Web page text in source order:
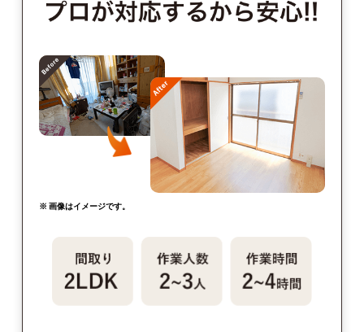
※ 画像はイメージです。